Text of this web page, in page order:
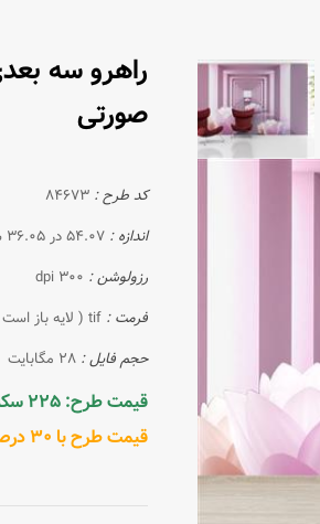
راهرو سه
صورتی
کد طرح : 84673
اندازه : 54.07 در 36.05 سانتی متر
رزولوشن : 300 dpi
فرمت : tif ( لایه باز است )
حجم فایل : 28 مگابایت
قیمت طرح: 225 سکه
قیمت طرح با 30 درصد تخفیف: 157.5 سکه